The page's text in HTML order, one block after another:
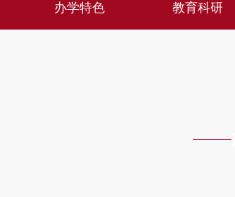
办学特色 教育科研